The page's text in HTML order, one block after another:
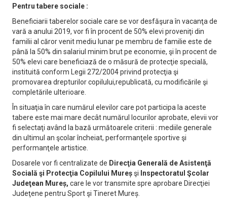
Pentru tabere sociale :
Beneficiarii taberelor sociale care se vor desfăşura în vacanţa de
vară a anului 2019, vor fi în procent de 50% elevi proveniţi din
familii al căror venit mediu lunar pe membru de familie este de
până la 50% din salariul minim brut pe economie, şi în procent de
50% elevi care beneficiază de o măsură de protecţie specială,
instituită conform Legii 272/2004 privind protecţia şi
promovarea drepturilor copilului,republicată, cu modificările şi
completările ulterioare.
În situaţia în care numărul elevilor care pot participa la aceste
tabere este mai mare decât numărul locurilor aprobate, elevii vor
fi selectaţi având la bază următoarele criterii : mediile generale
din ultimul an şcolar încheiat, performanţele sportive şi
performanţele artistice.
Dosarele vor fi centralizate de Direcţia Generală de Asistenţă
Socială şi Protecţia Copilului Mureșşi Inspectoratul Şcolar
Judeţean Mureș, care le vor transmite spre aprobare Direcţiei
Judeţene pentru Sport şi Tineret Mureș.